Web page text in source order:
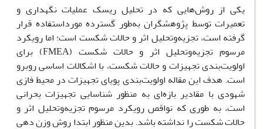
یکی از روش‌هایی که در تحلیل ریسک عملیات نگهداری و
تعمیرات توسط پژوهشگران به‌طور گسترده مورداستفاده قرار
گرفته است، تجزیه‌وتحلیل اثر و حالات شکست است؛ اما رویکرد
مرسوم تجزیه‌وتحلیل اثر و حالات شکست (FMEA) برای
اولویت‌بندی تجهیزات و حالات شکست، با اشکالات اساسی روبرو
است. هدف این مقاله اولویت‌بندی پویای تجهیزات در محیط فازی
شهودی با مقادیر بازه‌ای به منظور شناسایی تجهیزات بحرانی
است، به طوری که نواقص رویکرد مرسوم تجزیه‌وتحلیل اثر و
حالات شکست را نداشته باشد. بدین منظور ابتدا روش وزن دهی